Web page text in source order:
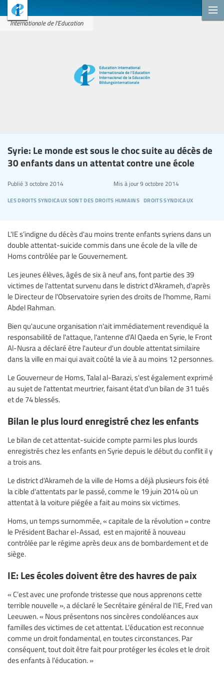
Internationale de l'Education
Syrie: Le monde est sous le choc suite au décès de
30 enfants dans un attentat contre une école
les droits syndicaux sont des droits humains droits syndicaux
Publié 3 octobre 2014 Mis à jour9 octobre 2014
L'IE s’indigne du décès d'au moins trente enfants syriens dans un
double attentat-suicide commis dans une école de la ville de
Homs contrôlée par le Gouvernement.
Les jeunes élèves, âgés de six à neuf ans, font partie des 39
victimes de l'attentat survenu dans le district d'Akrameh, d'après
le Directeur de l'Observatoire syrien des droits de l'homme, Rami
Abdel Rahman.
Bien qu'aucune organisation n'ait immédiatement revendiqué la
responsabilité de l'attaque, l'antenne d'Al Qaeda en Syrie, le Front
Al-Nusra a déclaré être l'auteur d'un double attentat similaire
dans la ville en mai qui avait coûté la vie à au moins 12 personnes.
Le Gouverneur de Homs, Talal al-Barazi, s'est également exprimé
au sujet de l'attentat meurtrier, faisant état d'un bilan de 31 tués
et de 74 blessés.
Bilan le plus lourd enregistré chez les enfants
Le bilan de cet attentat-suicide compte parmi les plus lourds
enregistrés chez les enfants en Syrie depuis le début du conflit il y
a trois ans.
Le district d'Akrameh de la ville de Homs a déjà plusieurs fois été
la cible d'attentats par le passé, comme le 19 juin 2014 où un
attentat à la voiture piégée a fait au moins six victimes.
Homs, un temps surnommée, « capitale de la révolution » contre
le Président Bachar el-Assad, est en majorité à nouveau
contrôlée par le régime après deux ans de bombardement et de
siège.
IE: Les écoles doivent être des havres de paix
« C’est avec une profonde tristesse que nous apprenons cette
terrible nouvelle », a déclaré le Secrétaire général de l'IE, Fred van
Leeuwen. « Nous présentons nos sincères condoléances aux
familles des victimes de cet attentat. L'éducation est reconnue
comme un droit fondamental, en toutes circonstances. Par
conséquent, tout doit être fait pour protéger les écoles et le droit
des enfants à l'éducation. »